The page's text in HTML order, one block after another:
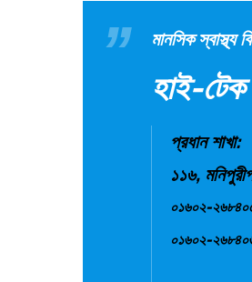
মানসিক
হাই-টেক
প্রধান শাখা:
১১৬,
০১৬০২-
০১৬০২-